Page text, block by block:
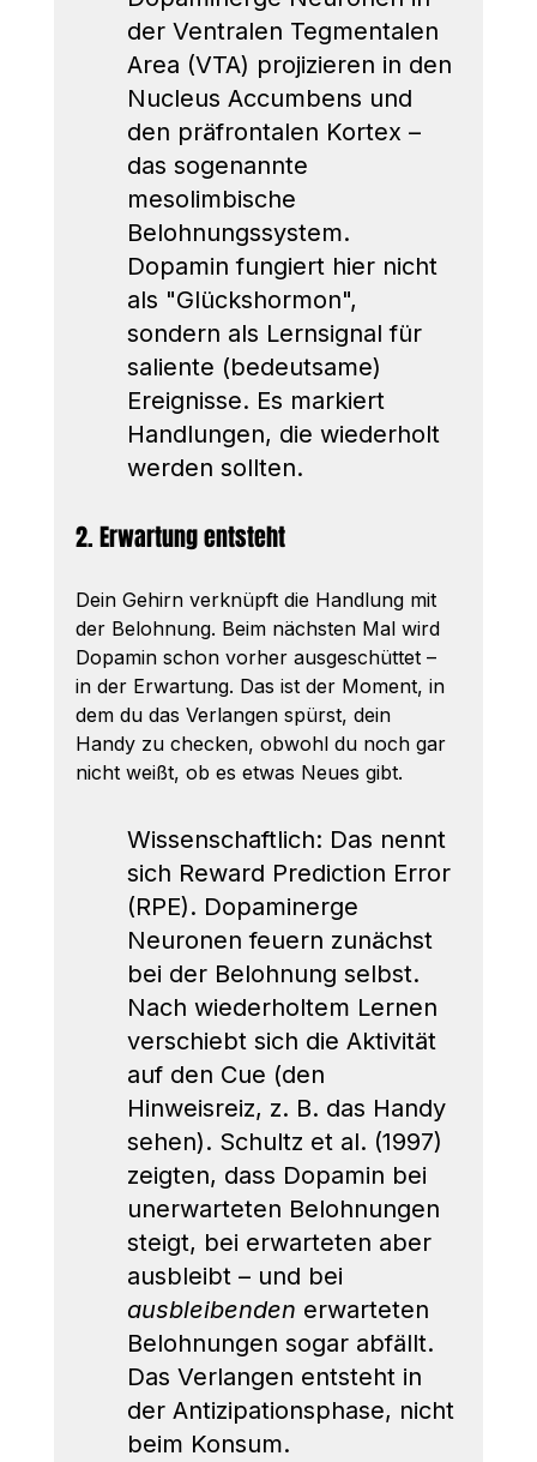
der Ventralen Tegmentalen
Area (VTA) projizieren in den
Nucleus Accumbens und
den präfrontalen Kortex –
das sogenannte
mesolimbische
Belohnungssystem.
Dopamin fungiert hier nicht
als "Glückshormon",
sondern als Lernsignal für
saliente (bedeutsame)
Ereignisse. Es markiert
Handlungen, die wiederholt
werden sollten.
2. Erwartung entsteht
Dein Gehirn verknüpft die Handlung mit
der Belohnung. Beim nächsten Mal wird
Dopamin schon vorher ausgeschüttet –
in der Erwartung. Das ist der Moment, in
dem du das Verlangen spürst, dein
Handy zu checken, obwohl du noch gar
nicht weißt, ob es etwas Neues gibt.
Wissenschaftlich: Das nennt
sich Reward Prediction Error
(RPE). Dopaminerge
Neuronen feuern zunächst
bei der Belohnung selbst.
Nach wiederholtem Lernen
verschiebt sich die Aktivität
auf den Cue (den
Hinweisreiz, z. B. das Handy
sehen). Schultz et al. (1997)
zeigten, dass Dopamin bei
unerwarteten Belohnungen
steigt, bei erwarteten aber
ausbleibt – und bei
ausbleibenden erwarteten
Belohnungen sogar abfällt.
Das Verlangen entsteht in
der Antizipationsphase, nicht
beim Konsum.